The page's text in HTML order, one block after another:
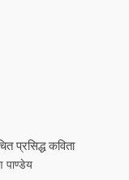
प्रसिद्ध कविता
पाण्डेय